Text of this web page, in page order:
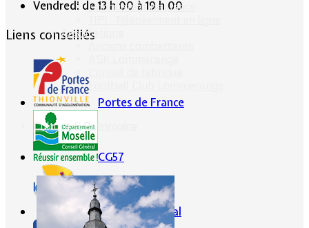
Conciliateur de justice
Associations
Football Club Lommerange
Culture & Patrimoine
Vendredi de 13 h 00 à 19 h 00
Liens conseillés
Portes de France
CG57
Conseil Régional